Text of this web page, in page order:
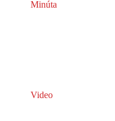
Minúta
Video